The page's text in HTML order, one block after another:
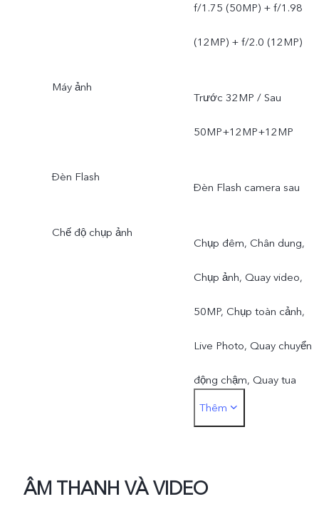
f/1.75 (50MP) + f/1.98
(12MP) + f/2.0 (12MP)
Máy ảnh
Trước 32MP / Sau
50MP+12MP+12MP
Đèn Flash
Đèn Flash camera sau
Chế độ chụp ảnh
Chụp đêm, Chân dung,
Chụp ảnh, Quay video,
50MP, Chụp toàn cảnh,
Live Photo, Quay chuyển
động chậm, Quay tua
nhanh thời gian, Chuyên
Chụp ảnh nhóm, Phơi
Thêm
ÂM THANH VÀ VIDEO